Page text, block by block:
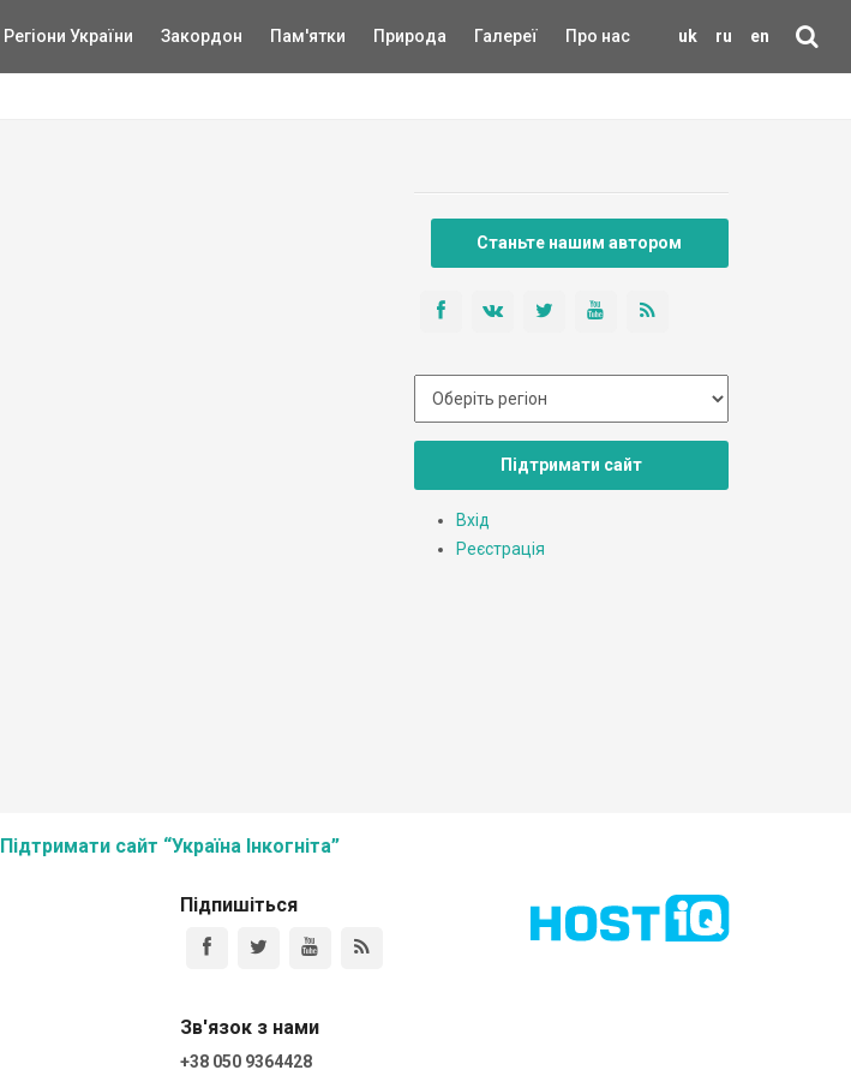
uk ru en
Регіони України Закордон Пам'ятки Природа Галереї Про нас
Станьте нашим автором
Підтримати сайт
Вхід
Реєстрація
Підтримати сайт “Україна Інкогніта”
Підпишіться
Зв'язок з нами
+38 050 9364428